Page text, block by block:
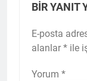
BIR YANIT
E-posta
alanlar * ile
Yorum *